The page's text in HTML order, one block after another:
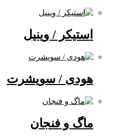
استیکر / وینیل
هودی / سویشرت
ماگ و فنجان